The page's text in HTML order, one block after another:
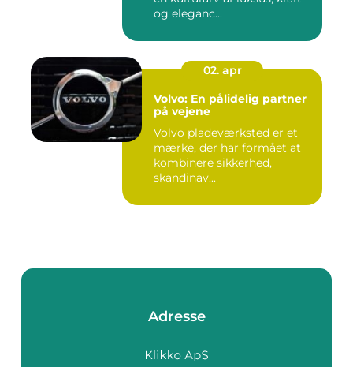
og eleganc...
02. apr
Volvo: En pålidelig partner
på vejene
Volvo pladeværksted er et
mærke, der har formået at
kombinere sikkerhed,
skandinav...
Adresse